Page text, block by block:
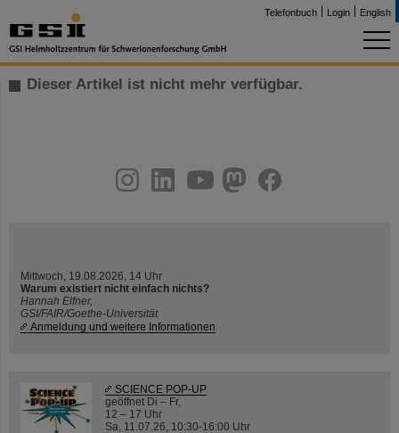
Telefonbuch Login English
Dieser Artikel ist nicht mehr verfügbar.
youtube
helmholtz.social
facebook
Mittwoch, 19.08.2026, 14 Uhr
Warum existiert nicht einfach nichts?
Hannah Elfner,
GSI/FAIR/Goethe-Universität
Anmeldung und weitere Informationen
SCIENCE POP-UP
geöffnet Di – Fr,
12 – 17 Uhr
Sa, 11.07.26, 10:30-16:00 Uhr